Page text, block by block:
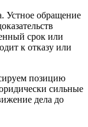
Устное обращение
срок или
к отказу или
позицию
сильные
дела до